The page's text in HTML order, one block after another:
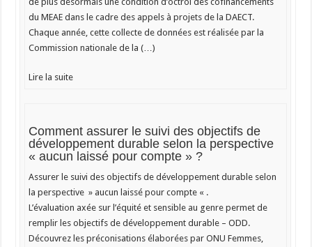
du MEAE dans le cadre des appels à projets de la DAECT.
Chaque année, cette collecte de données est réalisée par la
Commission nationale de la (…)
Lire la suite
Comment assurer le suivi des objectifs de
développement durable selon la perspective
« aucun laissé pour compte » ?
Assurer le suivi des objectifs de développement durable selon
la perspective » aucun laissé pour compte « .
L’évaluation axée sur l’équité et sensible au genre permet de
remplir les objectifs de développement durable – ODD.
Découvrez les préconisations élaborées par ONU Femmes,